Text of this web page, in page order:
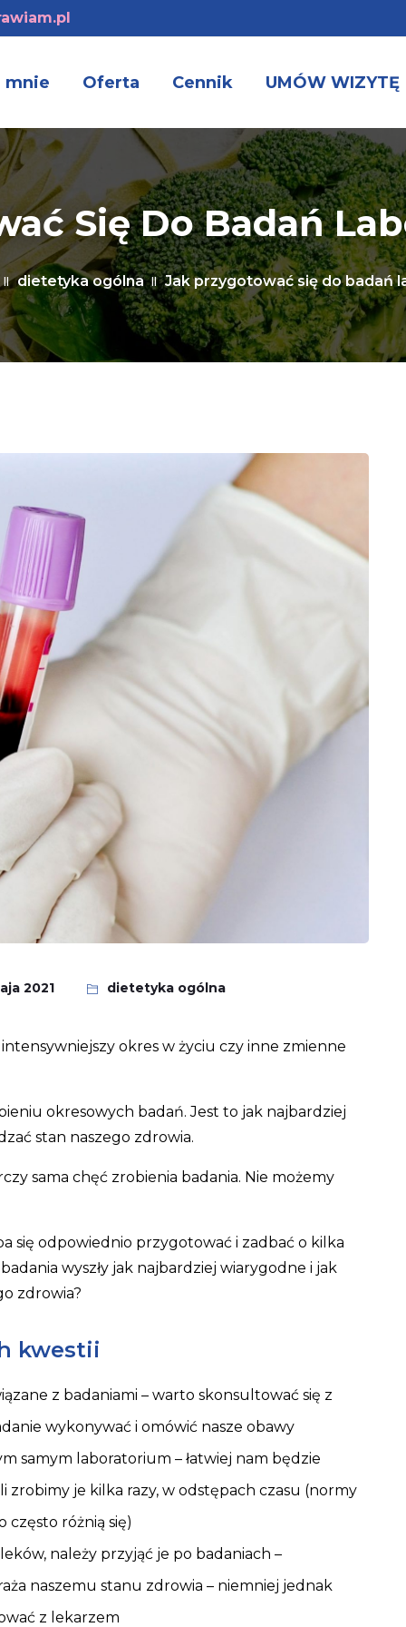
mnie Oferta Cennik UMÓW WIZYTĘ
Się Do Badań
dietetyka ogólna Jak przygotować się do badań
2021 dietetyka ogólna
okres w życiu czy inne zmienne
okresowych badań. Jest to jak najbardziej
stan naszego zdrowia.
sama chęć zrobienia badania. Nie możemy
się odpowiednio przygotować i zadbać o kilka
wyszły jak najbardziej wiarygodne i jak
zdrowia?
kwestii
z badaniami – warto skonsultować się z
wykonywać i omówić nasze obawy
samym laboratorium – łatwiej nam będzie
zrobimy je kilka razy, w odstępach czasu (normy
różnią się)
należy przyjąć je po badaniach –
naszemu stanu zdrowia – niemniej jednak
z lekarzem